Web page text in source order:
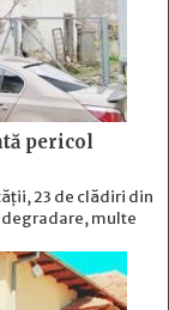
pericol
23 de clădiri din
multe